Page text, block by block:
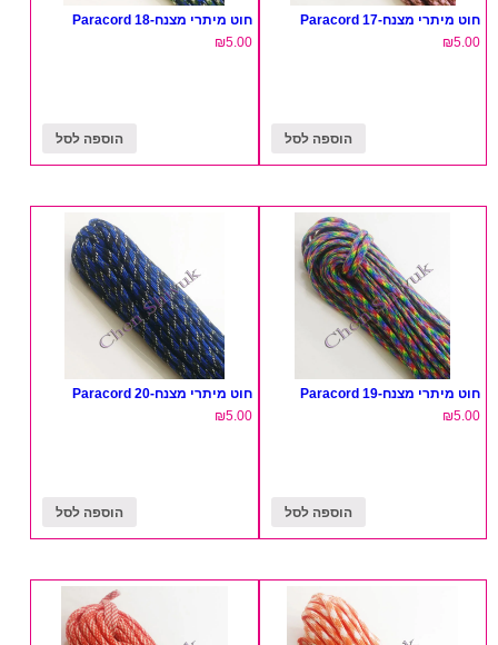
חוט מיתרי מצנח-17 Paracord
₪5.00
הוספה לסל
חוט מיתרי מצנח-18 Paracord
₪5.00
הוספה לסל
חוט מיתרי מצנח-19 Paracord
₪5.00
הוספה לסל
חוט מיתרי מצנח-20 Paracord
₪5.00
הוספה לסל